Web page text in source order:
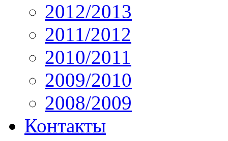
2012/2013
2011/2012
2010/2011
2009/2010
2008/2009
Контакты